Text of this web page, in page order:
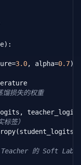
3.0, alpha=0.7):
损失的权重
签）
Teacher 的 Soft